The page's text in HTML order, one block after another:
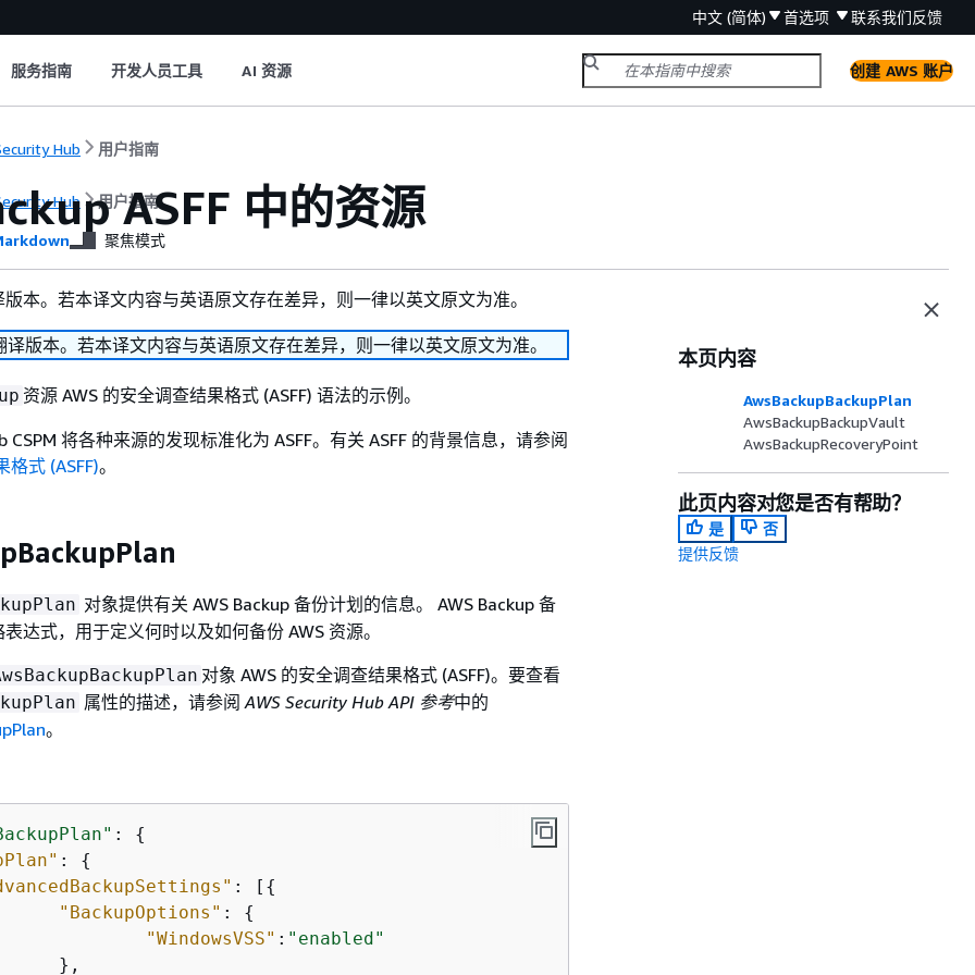
中文 (简体) 首选项 联系我们反馈
服务指南 开发人员工具 AI 资源 创建 AWS 账户
Hub 用户指南
Hub 用户指南
ASFF 中的资源
聚焦模式
本。若本译文内容与英语原文存在差异，则一律以英文原文为准。
版本。若本译文内容与英语原文存在差异，则一律以英文原文为准。
资源 AWS 的安全调查结果格式 (ASFF) 语法的示例。
CSPM 将各种来源的发现标准化为 ASFF。有关 ASFF 的背景信息，请参阅
格式 (ASFF)。
对象提供有关 AWS Backup 备份计划的信息。 AWS Backup 备
达式，用于定义何时以及如何备份 AWS 资源。
对象 AWS 的安全调查结果格式 (ASFF)。要查看
属性的描述，请参阅 AWS Security Hub API 参考中的
。
: {
: {
: [ {
"BackupOptions" : {
"WindowsVSS" : "enabled"
本页内容
AwsBackupBackupPlan
AwsBackupBackupVault
AwsBackupRecoveryPoint
此页内容对您是否有帮助？
是
否
提供反馈